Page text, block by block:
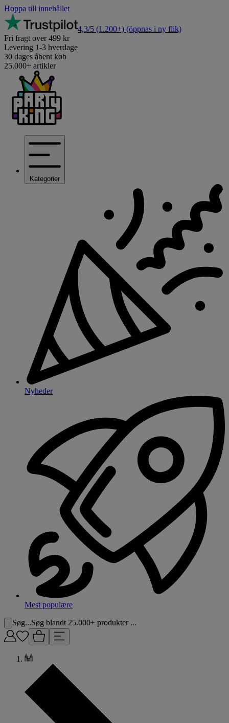
Hoppa till innehållet
4,3/5 (1.200+) (öppnas i ny flik)
Fri fragt over 499 kr
Levering 1-3 hverdage
30 dages åbent køb
25.000+ artikler
Kategorier
Nyheder
Mest populære
Søg...Søg blandt 25.000+ produkter ...